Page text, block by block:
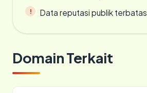
Data reputasi publik terbatas
Domain Terkait